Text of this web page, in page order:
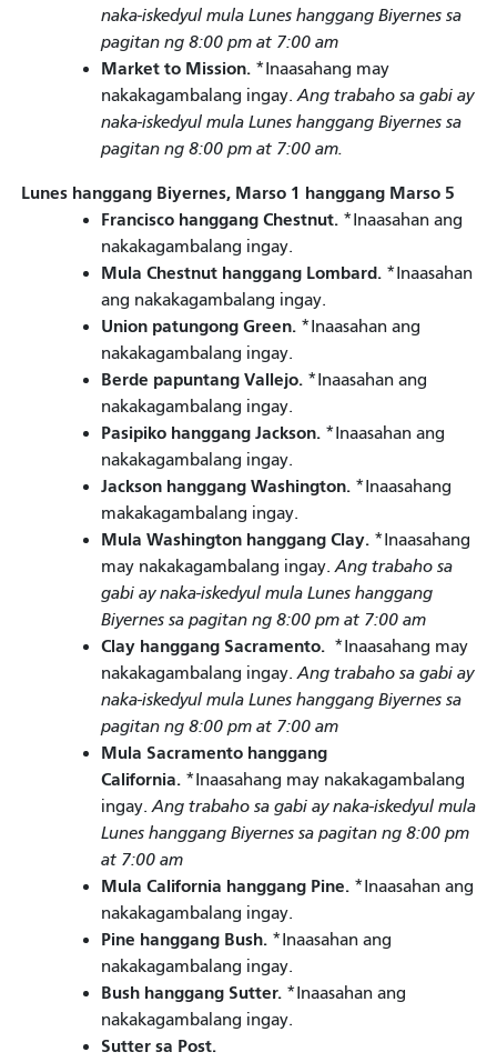
naka-iskedyul mula Lunes hanggang Biyernes sa
pagitan ng 8:00 pm at 7:00 am
Market to Mission. *Inaasahang may
nakakagambalang ingay. Ang trabaho sa gabi ay
naka-iskedyul mula Lunes hanggang Biyernes sa
pagitan ng 8:00 pm at 7:00 am.
Lunes hanggang Biyernes, Marso 1 hanggang Marso 5
Francisco hanggang Chestnut. *Inaasahan ang
nakakagambalang ingay.
Mula Chestnut hanggang Lombard. *Inaasahan
ang nakakagambalang ingay.
Union patungong Green. *Inaasahan ang
nakakagambalang ingay.
Berde papuntang Vallejo. *Inaasahan ang
nakakagambalang ingay.
Pasipiko hanggang Jackson. *Inaasahan ang
nakakagambalang ingay.
Jackson hanggang Washington. *Inaasahang
makakagambalang ingay.
Mula Washington hanggang Clay. *Inaasahang
may nakakagambalang ingay. Ang trabaho sa
gabi ay naka-iskedyul mula Lunes hanggang
Biyernes sa pagitan ng 8:00 pm at 7:00 am
Clay hanggang Sacramento. *Inaasahang may
nakakagambalang ingay. Ang trabaho sa gabi ay
naka-iskedyul mula Lunes hanggang Biyernes sa
pagitan ng 8:00 pm at 7:00 am
Mula Sacramento hanggang
California. *Inaasahang may nakakagambalang
ingay. Ang trabaho sa gabi ay naka-iskedyul mula
Lunes hanggang Biyernes sa pagitan ng 8:00 pm
at 7:00 am
Mula California hanggang Pine. *Inaasahan ang
nakakagambalang ingay.
Pine hanggang Bush. *Inaasahan ang
nakakagambalang ingay.
Bush hanggang Sutter. *Inaasahan ang
nakakagambalang ingay.
Sutter sa Post.